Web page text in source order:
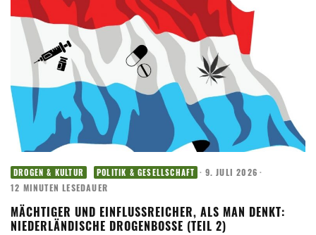
DROGEN & KULTUR POLITIK & GESELLSCHAFT · 9. JULI 2026 ·
12 MINUTEN LESEDAUER
MÄCHTIGER UND EINFLUSSREICHER, ALS MAN DENKT:
NIEDERLÄNDISCHE DROGENBOSSE (TEIL 2)